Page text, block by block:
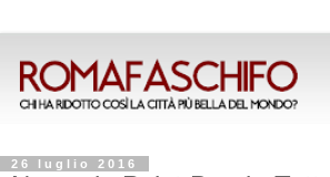
26 luglio 2016